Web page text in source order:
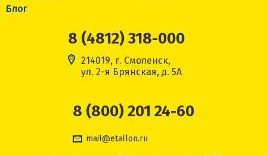
Блог
8 (4812) 318-000
214019, г. Смоленск,
ул. 2-я Брянская, д. 5А
8 (800) 201 24-60
mail@etallon.ru